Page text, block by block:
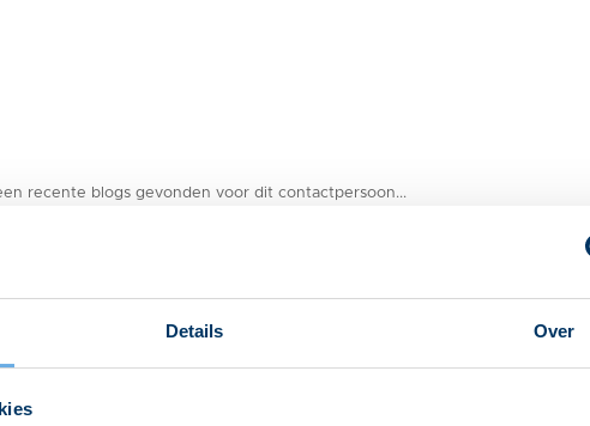
Details Over
recente blogs gevonden voor dit contactpersoon...